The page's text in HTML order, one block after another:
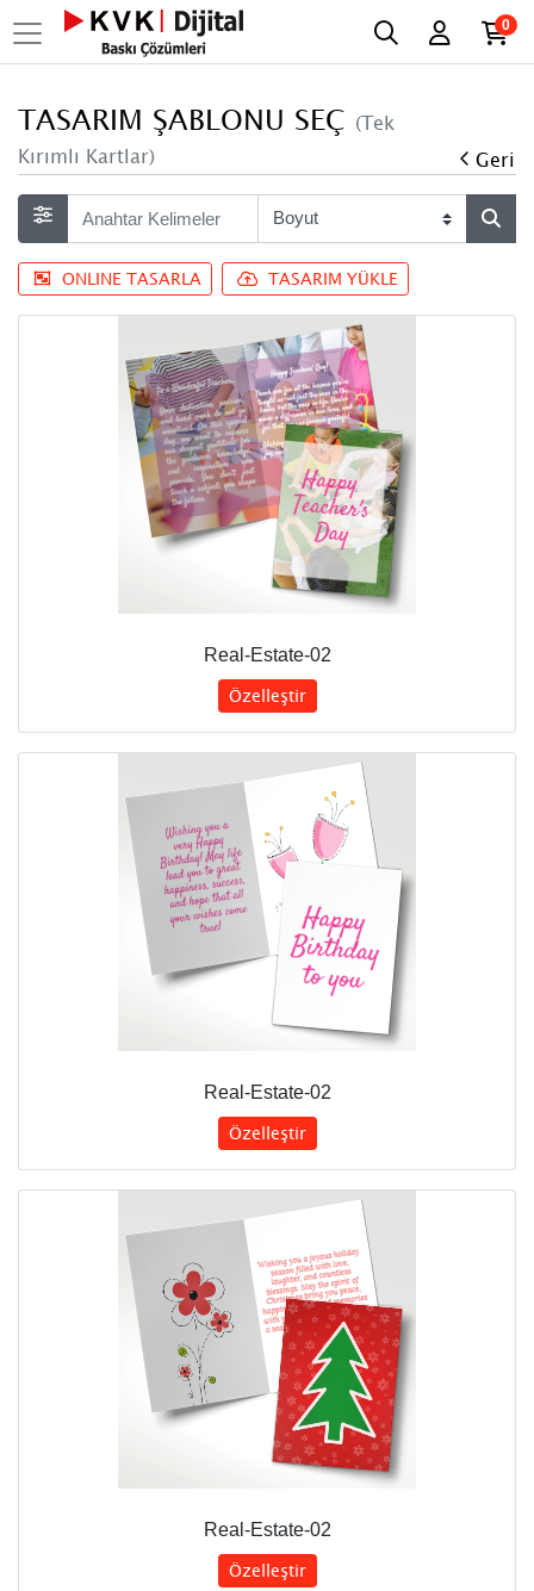
0
TASARIM ŞABLONU SEÇ (Tek
Kırımlı Kartlar)
Geri
ONLINE TASARLA TASARIM YÜKLE
Real-Estate-02
Özelleştir
Real-Estate-02
Özelleştir
Real-Estate-02
Özelleştir